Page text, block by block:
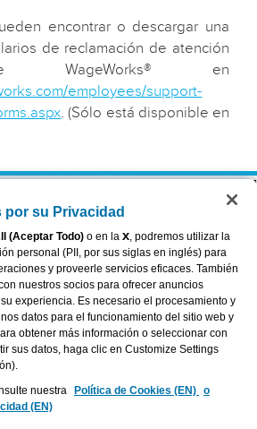
encontrar o descargar una
de reclamación de atención
WageWorks® en
employees/support-
. (Sólo está disponible en
Statement
California Privacy Choices
Settings
Center
Your Rights
of Use
& Vision State Notices
Fraud, Waste and Abuse
por su Privacidad
(Aceptar Todo) o en la X, podremos utilizar la
personal (PII, por sus siglas en inglés) para
y proveerle servicios eficaces. También
nuestros socios para ofrecer anuncios
experiencia. Es necesario el procesamiento y
datos para el funcionamiento del sitio web y
obtener más información o seleccionar con
sus datos, haga clic en Customize Settings
nuestra
Política de Cookies (EN) o
(EN)